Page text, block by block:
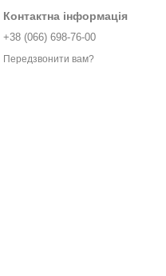
Контактна інформація
+38 (066) 698-76-00
Передзвонити вам?